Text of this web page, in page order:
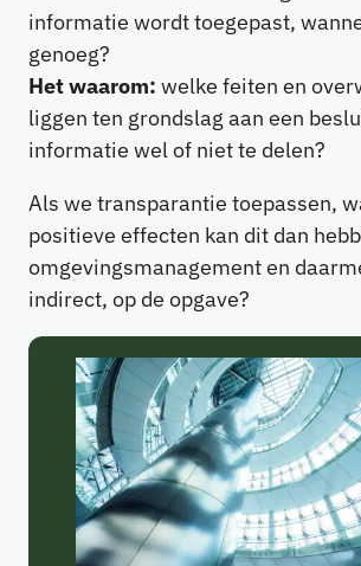
informatie wordt toegepast,
genoeg?
Het waarom: welke feiten en
liggen ten grondslag aan een
informatie wel of niet te delen?
Als we transparantie toepassen,
positieve effecten kan dit dan
omgevingsmanagement en
indirect, op de opgave?